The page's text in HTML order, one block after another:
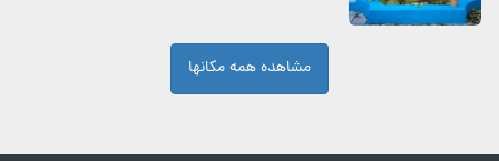
مشاهده همه مکانها